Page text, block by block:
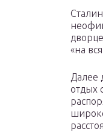
«на
Далее
отдых